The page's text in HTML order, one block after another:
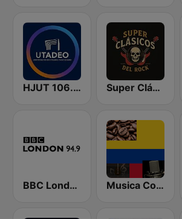
HJUT 106.9 FM Universidad de Bogotá Super Clásicos del Rock
BBC London Musica Colombiana Mix